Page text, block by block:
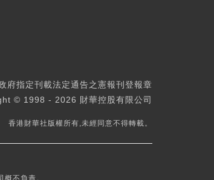
府指定刊載法定通告之憲報刊登報章
© 1998 - 2026 財華控股有限公司
香港財華社版權所有,未經同意不得轉載。